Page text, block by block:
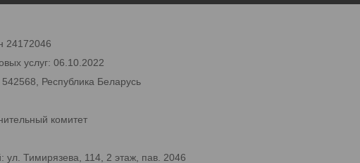
24172046
услуг: 06.10.2022
Республика Беларусь
комитет
Тимирязева, 114, 2 этаж, пав. 2046